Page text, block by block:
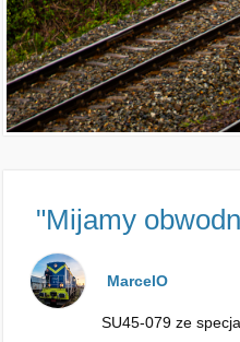
"Mijamy
MarcelO
SU45-079 ze